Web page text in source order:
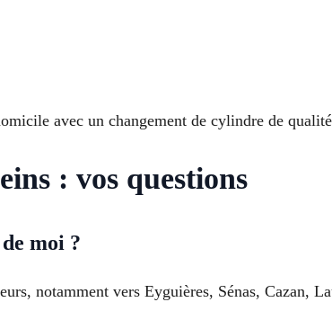
avec un changement de cylindre de
: vos questions
moi ?
notamment vers Eyguières, Sénas, Cazan,